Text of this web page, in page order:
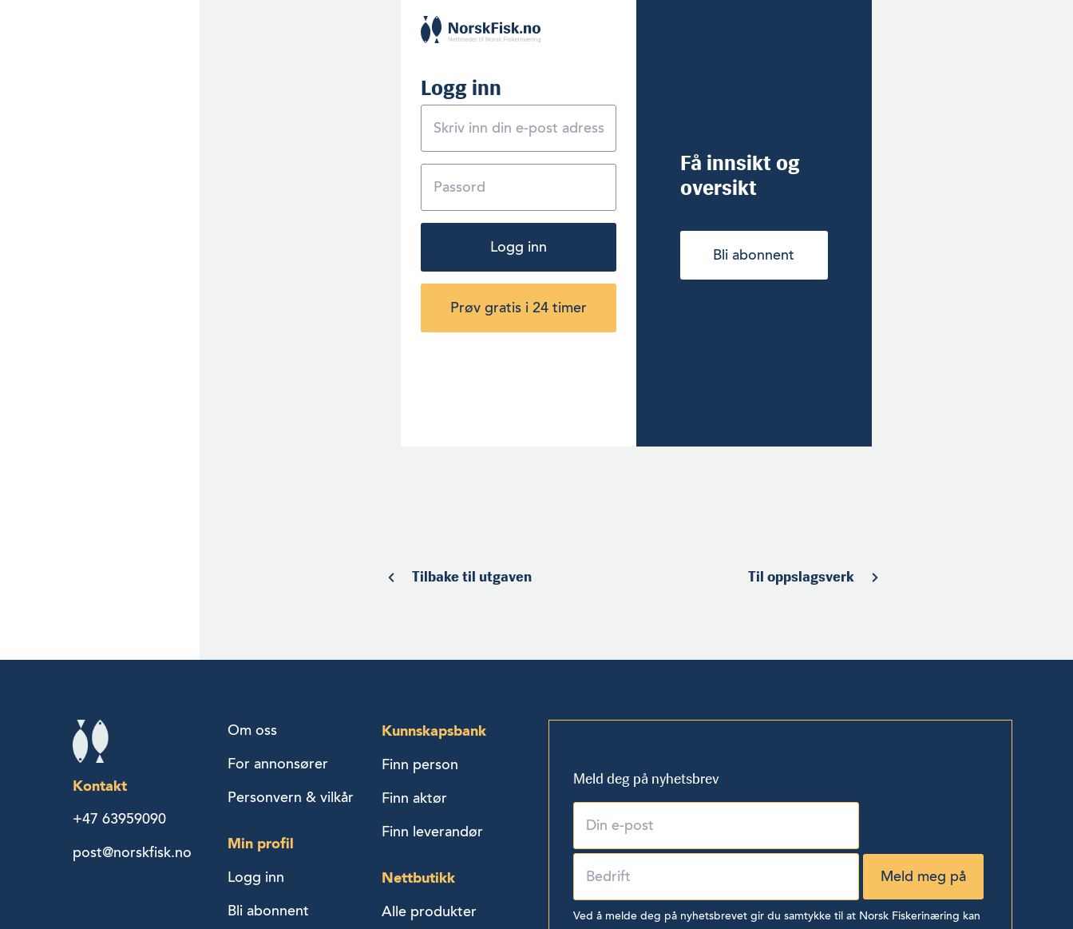
Logg inn
Logg inn
Prøv gratis i 24 timer
Få innsikt og
oversikt
Bli abonnent
Tilbake til utgaven Til oppslagsverk
Kontakt
+47 63959090
post@norskfisk.no
Om oss
For annonsører
Personvern & vilkår
Min profil
Logg inn
Bli abonnent
Kunnskapsbank
Finn person
Finn aktør
Finn leverandør
Nettbutikk
Alle produkter
Meld deg på nyhetsbrev
Ved å melde deg på nyhetsbrevet gir du samtykke til at Norsk Fiskerinæring kan